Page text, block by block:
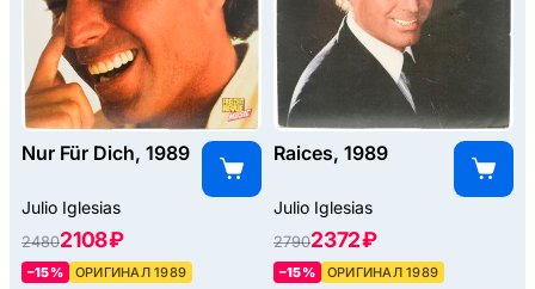
Nur Für Dich, 1989
Julio Iglesias
24802108 ₽
–15% ОРИГИНАЛ 1989
Raices, 1989
Julio Iglesias
27902372 ₽
–15% ОРИГИНАЛ 1989